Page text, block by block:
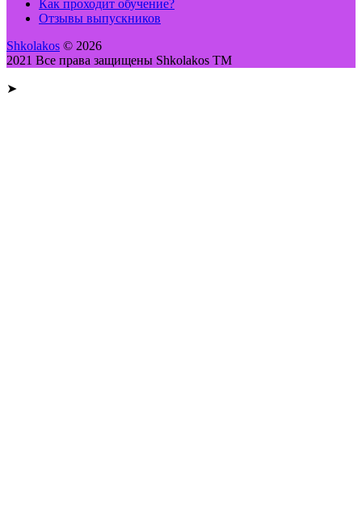
Как проходит обучение?
Отзывы выпускников
Shkolakos © 2026
2021 Все права защищены Shkolakos TM
➤